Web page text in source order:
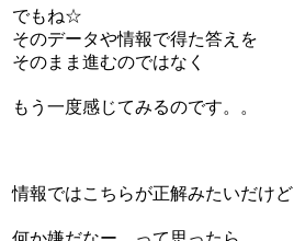
でもね☆
そのデータや情報で得た答えを
そのまま進むのではなく
もう一度感じてみるのです。。
情報ではこちらが正解みたいだけど